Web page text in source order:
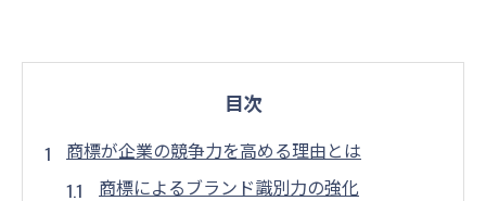
目次
商標が企業の競争力を高める理由とは
商標によるブランド識別力の強化